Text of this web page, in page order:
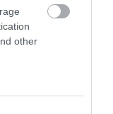
other
vágyik?